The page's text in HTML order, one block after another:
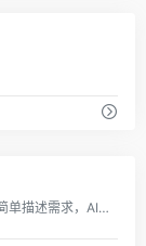
零代码AI应用开发平台，用户只需一句话简单描述需求，AI能自动生成小程序、APP或H5网页应用，无需编写代码。